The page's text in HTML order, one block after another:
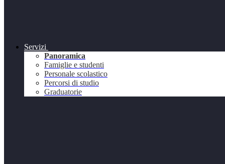
Servizi
Panoramica
Famiglie e studenti
Personale scolastico
Percorsi di studio
Graduatorie